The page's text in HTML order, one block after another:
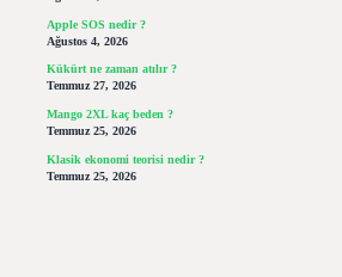
Apple SOS nedir ?
Ağustos 4, 2026
Kükürt ne zaman atılır ?
Temmuz 27, 2026
Mango 2XL kaç beden ?
Temmuz 25, 2026
Klasik ekonomi teorisi nedir ?
Temmuz 25, 2026